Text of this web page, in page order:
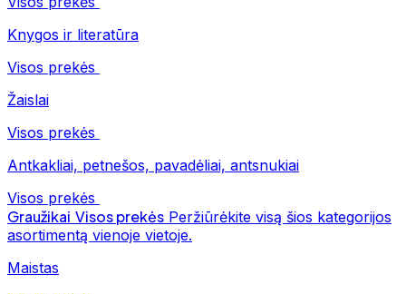
Knygos ir literatūra
Visos prekės
Žaislai
Visos prekės
Antkakliai, petnešos, pavadėliai, antsnukiai
Visos prekės
Graužikai Visos prekės Peržiūrėkite visą šios kategorijos
asortimentą vienoje vietoje.
Maistas